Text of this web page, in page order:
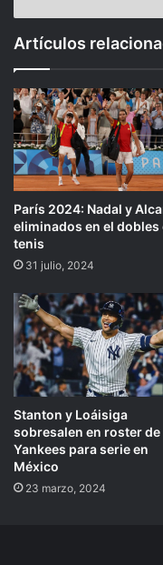
Artículos
París 2024: Nadal y
eliminados en el dobles
tenis
31 julio, 2024
Stanton y Loáisiga
sobresalen en roster de
Yankees para serie en
México
23 marzo, 2024